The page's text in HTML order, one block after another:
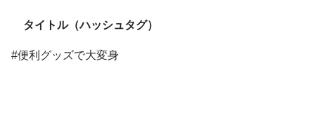
タイトル（ハッシュタグ）
#便利グッズで大変身